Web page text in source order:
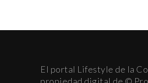
El portal Lifestyle de la